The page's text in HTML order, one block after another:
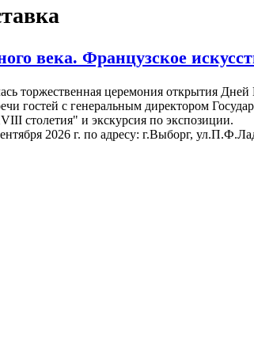
века. Французское
торжественная церемония открытия
гостей с генеральным директором
столетия" и экскурсия по экспозиции.
2026 г. по адресу: г.Выборг,